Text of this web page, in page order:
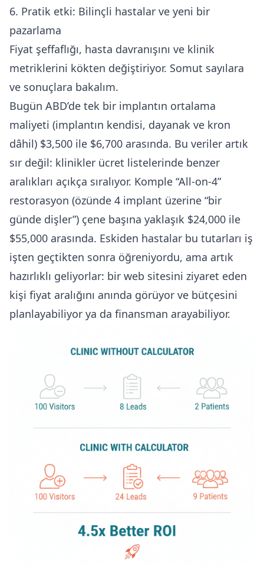
6. Pratik etki: Bilinçli hastalar ve yeni bir
pazarlama
Fiyat şeffaflığı, hasta davranışını ve klinik
metriklerini kökten değiştiriyor. Somut sayılara
ve sonuçlara bakalım.
Bugün ABD’de tek bir implantın ortalama
maliyeti (implantın kendisi, dayanak ve kron
dâhil) $3,500 ile $6,700 arasında. Bu veriler artık
sır değil: klinikler ücret listelerinde benzer
aralıkları açıkça sıralıyor. Komple “All-on-4”
restorasyon (özünde 4 implant üzerine “bir
günde dişler”) çene başına yaklaşık $24,000 ile
$55,000 arasında. Eskiden hastalar bu tutarları iş
işten geçtikten sonra öğreniyordu, ama artık
hazırlıklı geliyorlar: bir web sitesini ziyaret eden
kişi fiyat aralığını anında görüyor ve bütçesini
planlayabiliyor ya da finansman arayabiliyor.